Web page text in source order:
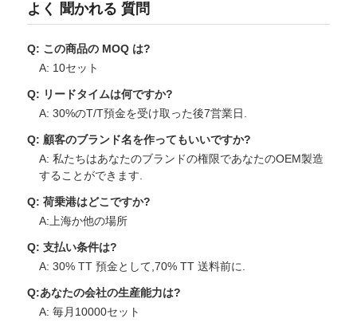
よく 聞かれる 質問
Q: この商品の MOQ は?
A: 10セット
Q: リードタイムは何ですか?
A: 30%のT/T預金を受け取った後7営業日.
Q: 顧客のブランド名を作ってもいいですか?
A: 私たちはあなたのブランドの権限であなたのOEM製造
することができます.
Q: 荷乗港はどこですか?
A:上海か他の場所
Q: 支払い条件は?
A: 30% TT 預金として,70% TT 送料前に.
Q:あなたの会社の生産能力は?
A: 毎月10000セット